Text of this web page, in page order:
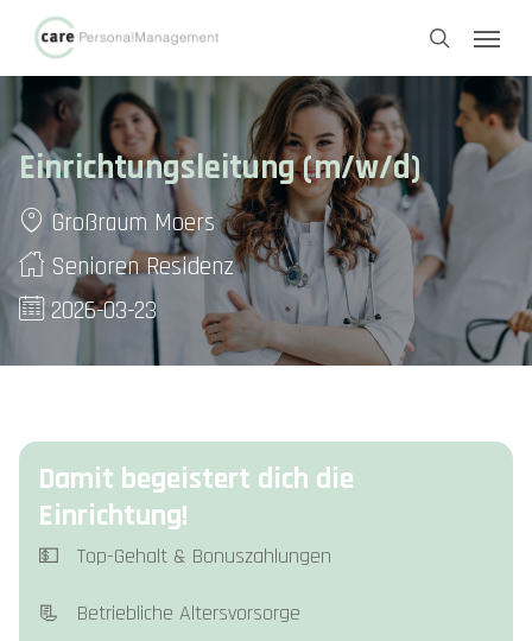
main
content
search
Menu
Einrichtungsleitung (m/w/d)
Großraum Moers
Senioren Residenz
2026-03-23
Damit begeistert dich die
Einrichtung!
💵 Top-Gehalt & Bonuszahlungen
📃 Betriebliche Altersvorsorge